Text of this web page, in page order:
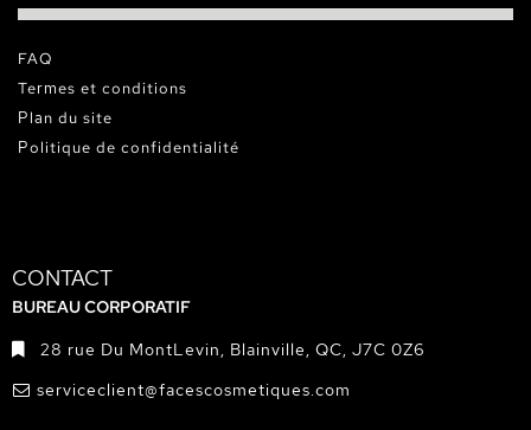
FAQ
Termes et conditions
Plan du site
Politique de confidentialité
CONTACT
BUREAU CORPORATIF
28 rue Du MontLevin, Blainville, QC, J7C 0Z6
serviceclient@facescosmetiques.com